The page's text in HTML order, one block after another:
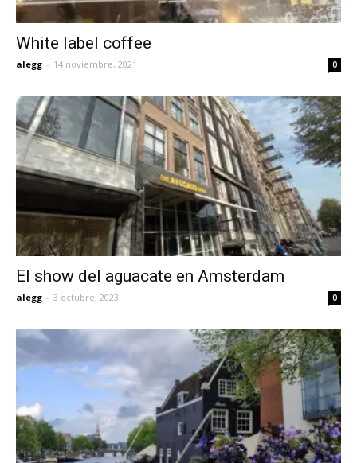
White label coffee
alegg - 14 noviembre, 2021 0
El show del aguacate en Amsterdam
alegg - 3 octubre, 2023 0